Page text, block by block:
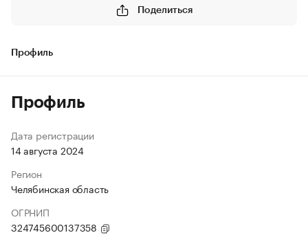
Поделиться
Профиль
Профиль
Дата регистрации
14 августа 2024
Регион
Челябинская область
ОГРНИП
324745600137358